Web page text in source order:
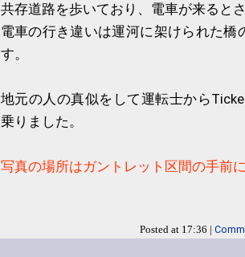
共存道路を歩いており、電車が来ると
電車の行き違いは運河に架けられた橋
す。
地元の人の真似をして運転士から
乗りました。
写真の場所はガントレット区間の手前
Posted at 17:36 |